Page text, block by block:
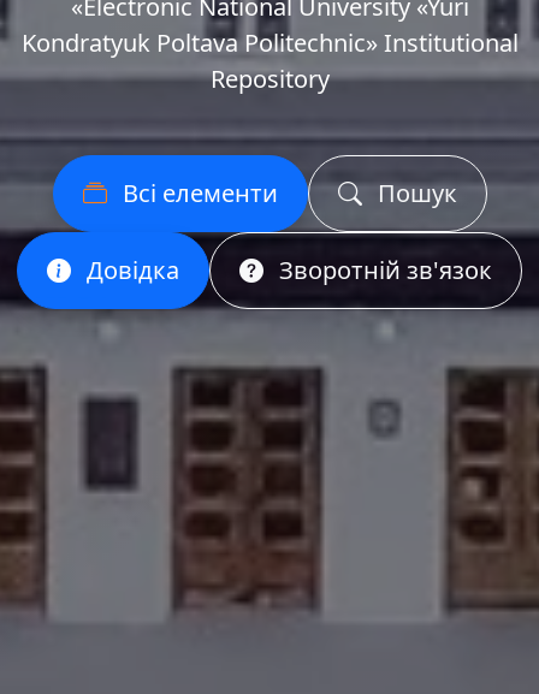
«Еlectronic National University «Yuri
Kondratyuk Poltava Politechnic» Institutional
Repository
Всі елементи Пошук
Довідка Зворотній зв'язок